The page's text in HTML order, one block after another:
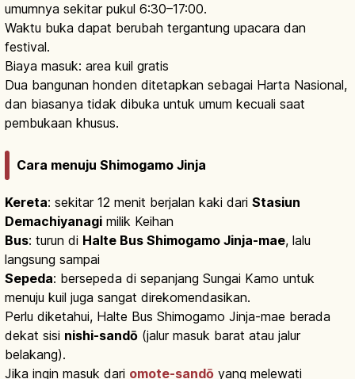
umumnya sekitar pukul 6:30–17:00.
Waktu buka dapat berubah tergantung upacara dan
festival.
Biaya masuk: area kuil gratis
Dua bangunan honden ditetapkan sebagai Harta Nasional,
dan biasanya tidak dibuka untuk umum kecuali saat
pembukaan khusus.
Cara menuju Shimogamo Jinja
Kereta: sekitar 12 menit berjalan kaki dari Stasiun
Demachiyanagi milik Keihan
Bus: turun di Halte Bus Shimogamo Jinja-mae, lalu
langsung sampai
Sepeda: bersepeda di sepanjang Sungai Kamo untuk
menuju kuil juga sangat direkomendasikan.
Perlu diketahui, Halte Bus Shimogamo Jinja-mae berada
dekat sisi nishi-sandō (jalur masuk barat atau jalur
belakang).
Jika ingin masuk dari omote-sandō yang melewati